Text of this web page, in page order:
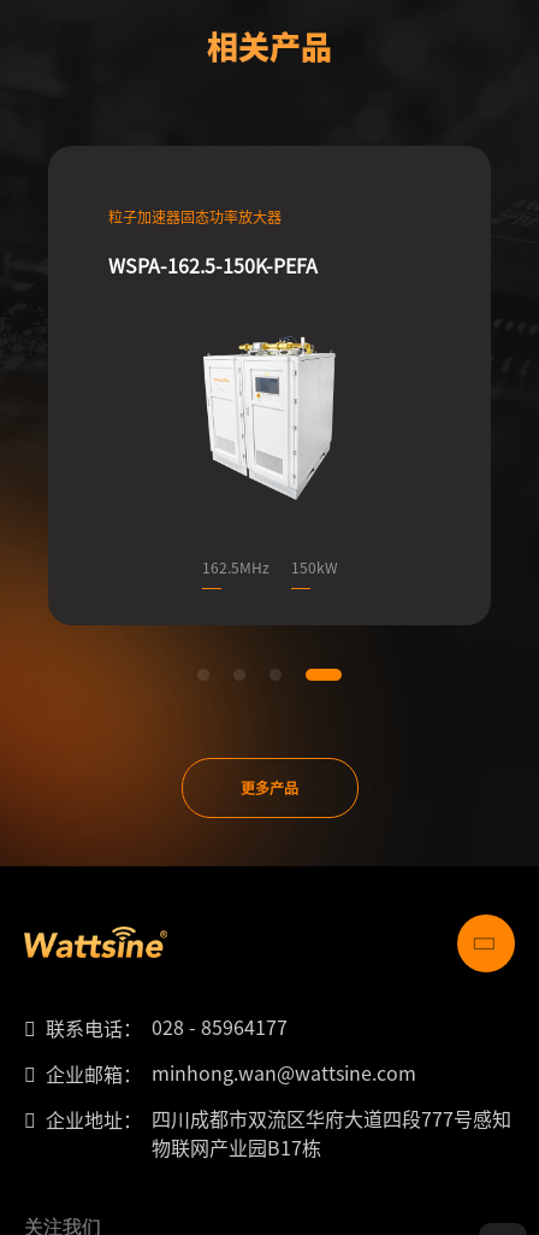
相关产品
粒子加速器固态功率放大器
WSPA-162.5-150K-PEFA
162.5MHz 150kW
更多产品
联系电话：
028 - 85964177
企业邮箱：
minhong.wan@wattsine.com
企业地址：
四川成都市双流区华府大道四段777号感知
物联网产业园B17栋
关注我们